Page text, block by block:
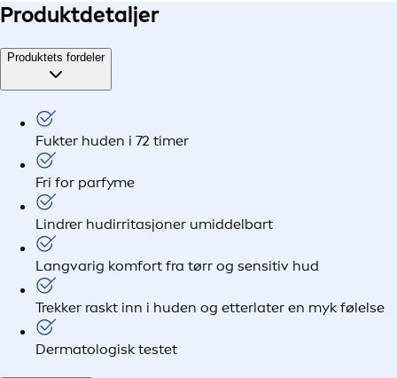
Produktdetaljer
Produktets fordeler
Fukter huden i 72 timer
Fri for parfyme
Lindrer hudirritasjoner umiddelbart
Langvarig komfort fra tørr og sensitiv hud
Trekker raskt inn i huden og etterlater en myk følelse
Dermatologisk testet